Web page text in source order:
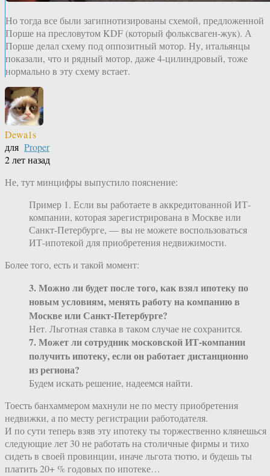
Но тогда все были загипнотизированы схемой, предложенной
Порше на пресловутом KDF (который фольксваген-жук). А
Порше делал схему под оппозитный мотор. Ну, итальянцы
показали, что и рядный мотор, даже 4-цилиндровый, тоже
нормально в эту схему встает.
Dewa1s
для Proper
2 лет назад
Не, тут минцифры выпустило пояснение:
Пример 1. Если вы работаете в аккредитованной ИТ-
компании, которая зарегистрирована в Москве или
Санкт-Петербурге, — вы не можете воспользоваться
ИТ-ипотекой для приобретения недвижимости.
Более того, есть и такой момент:
3. Можно ли будет после того, как взял ипотеку по
новым условиям, менять работу на компанию в
Москве или Санкт-Петербурге?
Нет. Льготная ставка в таком случае не сохранится.
7. Может ли сотрудник московской ИТ-компании
получить ипотеку, если он работает дистанционно
из региона?
Будем искать решение, надеемся найти.
Тоесть банхаммером махнули не по месту приобретения
недвижки, а по месту регистрации работодателя.
И по сути теперь взяв эту ипотеку ты торжественно клянешься
следующие лет 30 не работать на столичные фирмы и тихо
сидеть в своей провинции, иначе льгота тютю, и будешь ты
платить 20+ % годовых по ипотеке…